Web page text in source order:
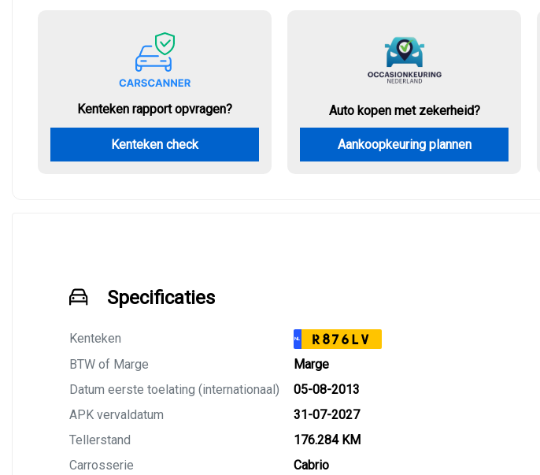
Kenteken rapport opvragen?
Kenteken check
Auto kopen met zekerheid?
Aankoopkeuring plannen
Specificaties
Kenteken NL R876LV
BTW of Marge
Marge
Datum eerste toelating (internationaal)
05-08-2013
APK vervaldatum
31-07-2027
Tellerstand
176.284 KM
Carrosserie
Cabrio